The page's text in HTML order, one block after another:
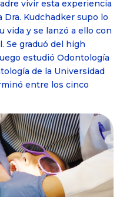
vivir esta experiencia
Dra. Kudchadker supo lo
vida y se lanzó a ello con
Se graduó del high
estudió Odontología
de la Universidad
entre los cinco